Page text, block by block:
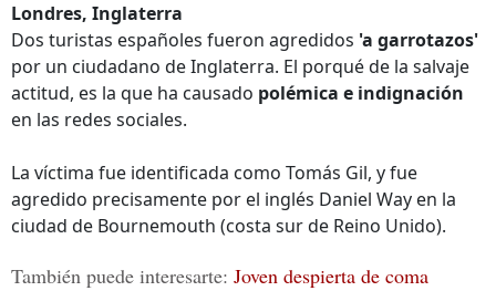
Londres, Inglaterra
Dos turistas españoles fueron agredidos 'a garrotazos'
por un ciudadano de Inglaterra. El porqué de la salvaje
actitud, es la que ha causado polémica e indignación
en las redes sociales.
La víctima fue identificada como Tomás Gil, y fue
agredido precisamente por el inglés Daniel Way en la
ciudad de Bournemouth (costa sur de Reino Unido).
También puede interesarte: Joven despierta de coma